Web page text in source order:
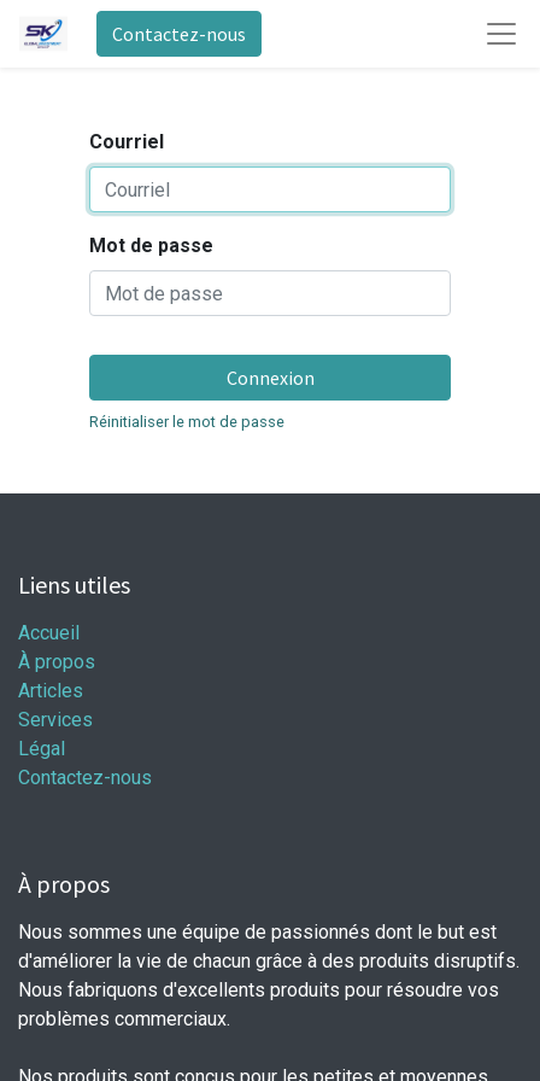
Contactez-nous
Courriel
Mot de passe
Connexion
Réinitialiser le mot de passe
Liens utiles
Accueil
À propos
Articles
Services
Légal
Contactez-nous
À propos
Nous sommes une équipe de passionnés dont le but est
d'améliorer la vie de chacun grâce à des produits disruptifs.
Nous fabriquons d'excellents produits pour résoudre vos
problèmes commerciaux.